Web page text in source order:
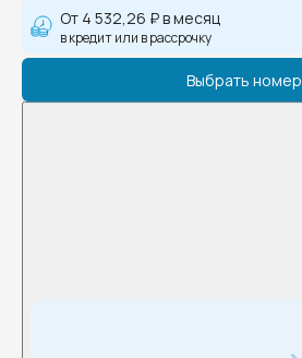
От 4 532,26 ₽в месяц
в кредит или в рассрочку
Выбрать номер